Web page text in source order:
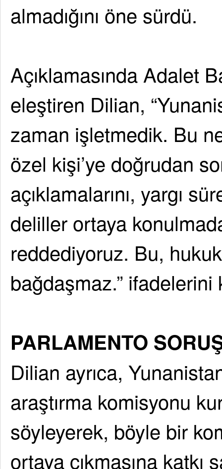
almadığını öne sürdü.
Açıklamasında Adalet
eleştiren Dilian,
zaman işletmedik. Bu
özel kişi’ye doğrudan
açıklamalarını, yargı
deliller ortaya
reddediyoruz. Bu,
bağdaşmaz.” ifadelerini
PARLAMENTO
Dilian ayrıca,
araştırma komisyonu
söyleyerek, böyle bir
ortaya çıkmasına katkı